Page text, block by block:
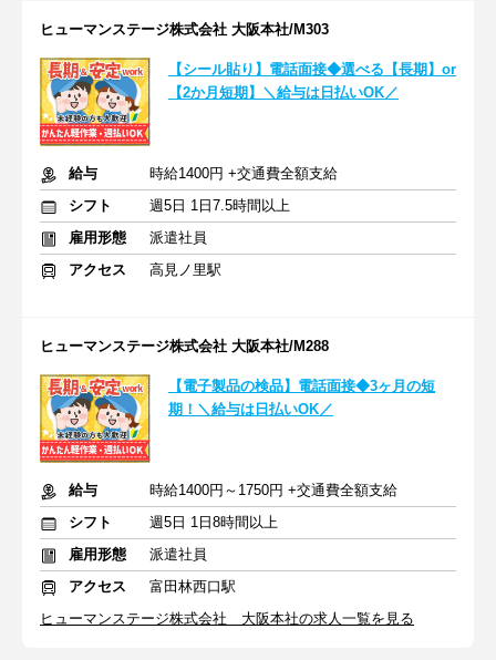
ヒューマンステージ株式会社 大阪本社/M303
【シール貼り】電話面接◆選べる【長期】or
【2か月短期】＼給与は日払いOK／
給与
時給1400円 +交通費全額支給
シフト
週5日 1日7.5時間以上
雇用形態
派遣社員
アクセス
高見ノ里駅
ヒューマンステージ株式会社 大阪本社/M288
【電子製品の検品】電話面接◆3ヶ月の短
期！＼給与は日払いOK／
給与
時給1400円～1750円 +交通費全額支給
シフト
週5日 1日8時間以上
雇用形態
派遣社員
アクセス
富田林西口駅
ヒューマンステージ株式会社 大阪本社の求人一覧を見る